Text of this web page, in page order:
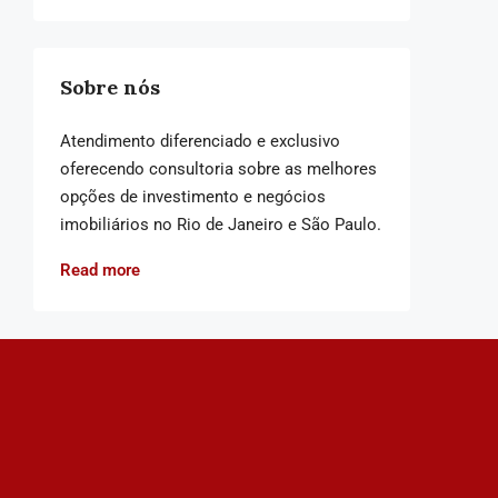
Sobre nós
Atendimento diferenciado e exclusivo
oferecendo consultoria sobre as melhores
opções de investimento e negócios
imobiliários no Rio de Janeiro e São Paulo.
Read more